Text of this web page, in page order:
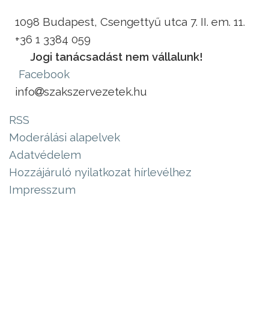
1098 Budapest, Csengettyű utca 7. II. em. 11.
+36 1 3384 059
Jogi tanácsadást nem vállalunk!
Facebook
info
szakszervezetek.hu
RSS
Moderálási alapelvek
Adatvédelem
Hozzájáruló nyilatkozat hírlevélhez
Impresszum